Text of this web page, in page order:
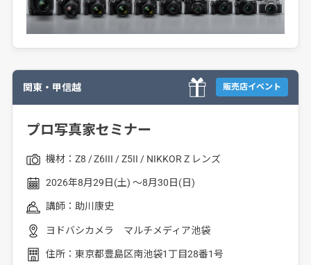
関東・甲信越 販売店イベント
プロ写真家セミナー
機材： Z8 Z6III Z5II NIKKOR Z レンズ
2026年8月29日(土) ～8月30日(日)
講師： 助川康史
ヨドバシカメラ マルチメディア池袋
住所： 東京都豊島区南池袋1丁目28番1号